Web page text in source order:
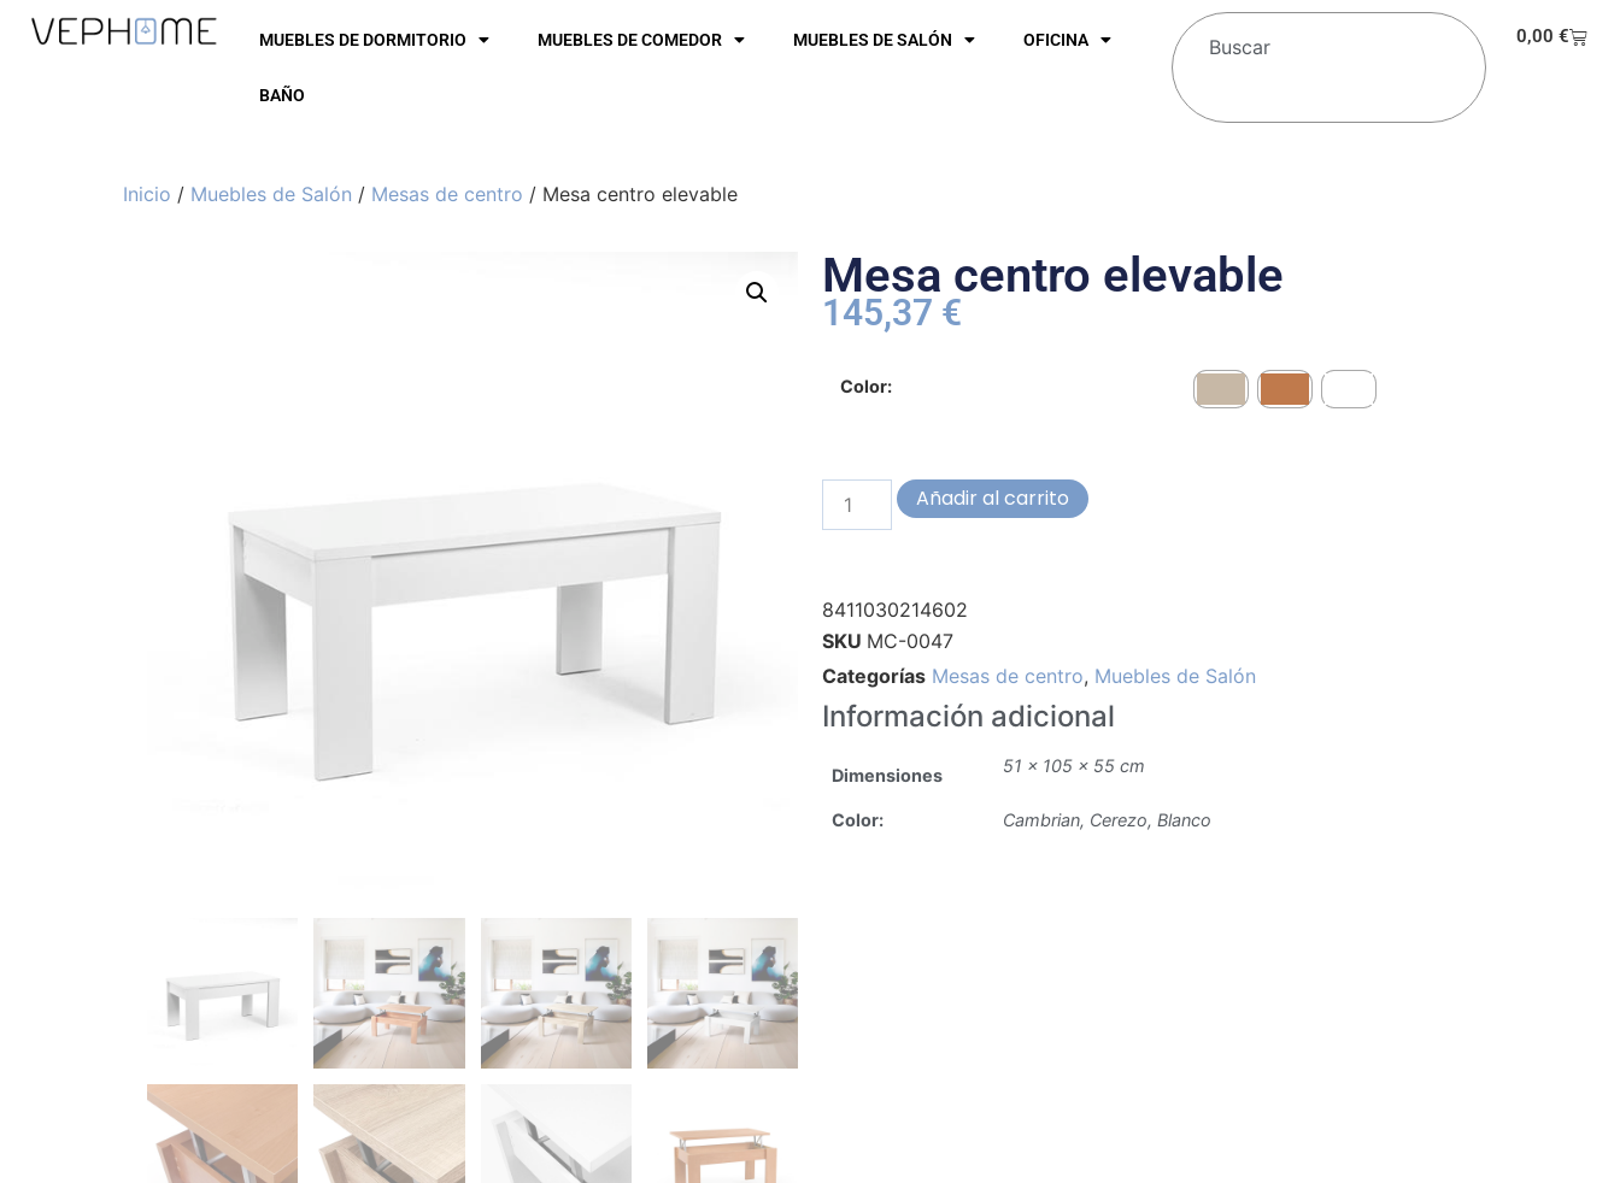
MUEBLES DE DORMITORIO MUEBLES DE COMEDOR MUEBLES DE SALÓN OFICINA
BAÑO
0,00€
Inicio / Muebles de Salón / Mesas de centro / Mesa centro elevable
Mesa centro elevable
145,37 €
Color:
Añadir al carrito
8411030214602
SKU MC-0047
Categorías Mesas de centro, Muebles de Salón
Información adicional
Dimensiones 51 × 105 × 55 cm
Color: Cambrian, Cerezo, Blanco